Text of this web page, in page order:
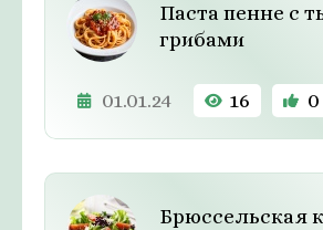
Паста пенне с
грибами
01.01.24 16 0
Брюссельская